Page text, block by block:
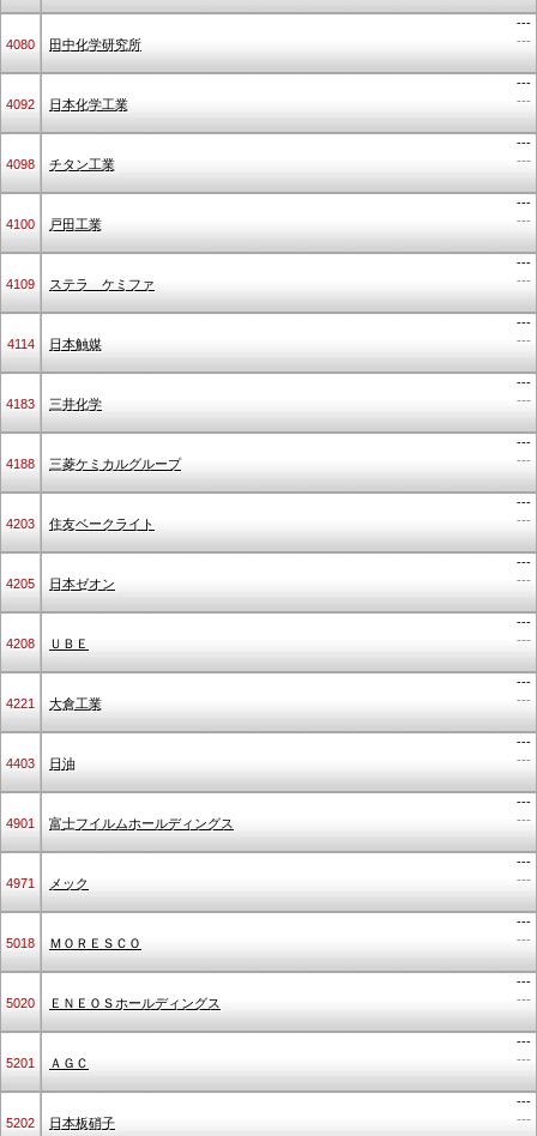
4080 田中化学研究所
---
---
4092 日本化学工業
---
---
4098 チタン工業
---
---
4100 戸田工業
---
---
4109 ステラ ケミファ
---
---
4114 日本触媒
---
---
4183 三井化学
---
---
4188 三菱ケミカルグループ
---
---
4203 住友ベークライト
---
---
4205 日本ゼオン
---
---
4208 ＵＢＥ
---
---
4221 大倉工業
---
---
4403 日油
---
---
4901 富士フイルムホールディングス
---
---
4971 メック
---
---
5018 ＭＯＲＥＳＣＯ
---
---
5020 ＥＮＥＯＳホールディングス
---
---
5201 ＡＧＣ
---
---
5202 日本板硝子
---
---